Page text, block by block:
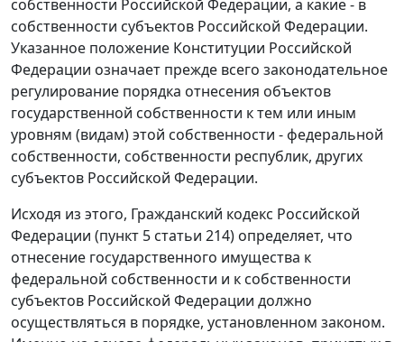
собственности Российской Федерации, а какие - в
собственности субъектов Российской Федерации.
Указанное положение Конституции Российской
Федерации означает прежде всего законодательное
регулирование порядка отнесения объектов
государственной собственности к тем или иным
уровням (видам) этой собственности - федеральной
собственности, собственности республик, других
субъектов Российской Федерации.
Исходя из этого, Гражданский кодекс Российской
Федерации (пункт 5 статьи 214) определяет, что
отнесение государственного имущества к
федеральной собственности и к собственности
субъектов Российской Федерации должно
осуществляться в порядке, установленном законом.